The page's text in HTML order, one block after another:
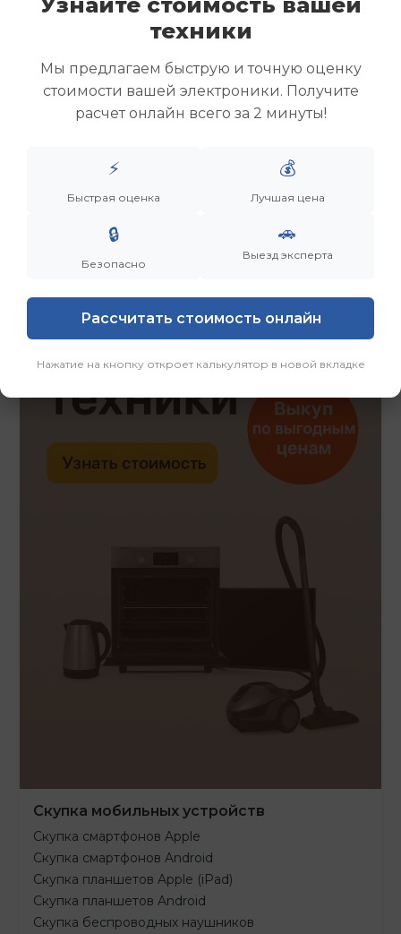
Скупка ноутбуков
Скупка ультрабуков
Скупка рабочих ноутбуков
Скупка старых ноутбуков (б/у)
Скупка внешних жестких дисков
Заказать Смотреть еще
Скупка мобильных устройств
Скупка смартфонов Apple
Скупка смартфонов Android
Скупка планшетов Apple (iPad)
Скупка планшетов Android
Скупка беспроводных наушников
техники
Мы предлагаем быструю и точную оценку
стоимости вашей электроники. Получите
расчет онлайн всего за 2 минуты!
⚡
Быстрая оценка
💰
Лучшая цена
🔒
Безопасно
🚗
Выезд эксперта
Рассчитать стоимость онлайн
Нажатие на кнопку откроет калькулятор в новой вкладке